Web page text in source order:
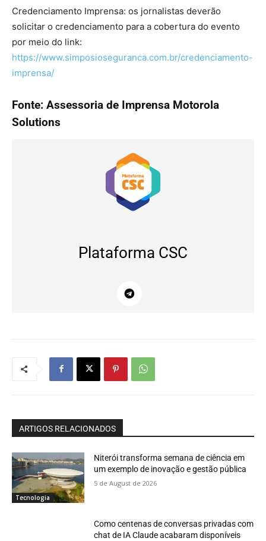
Credenciamento Imprensa: os jornalistas deverão
solicitar o credenciamento para a cobertura do evento
por meio do link:
https://www.simposioseguranca.com.br/credenciamento-
imprensa/
Fonte: Assessoria de Imprensa Motorola
Solutions
Plataforma CSC
ARTIGOS RELACIONADOS
Tecnologia
Niterói transforma semana de ciência em
um exemplo de inovação e gestão pública
5 de August de 2026
Como centenas de conversas privadas com
chat de IA Claude acabaram disponíveis